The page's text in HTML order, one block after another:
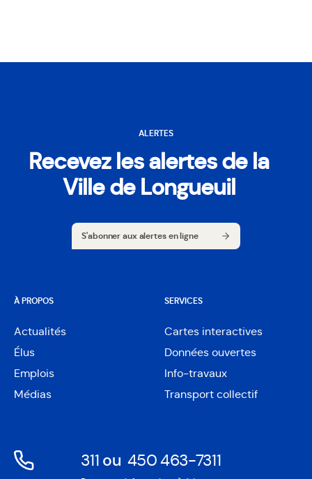
ALERTES
Recevez les alertes de la
Ville de Longueuil
S'abonner aux alertes en ligne
À PROPOS
Actualités
Élus
Emplois
Médias
SERVICES
Cartes interactives
Ouvre
dans
une
nouvelle
Données ouvertes
Ouvre
dans
une
Info-travaux
Transport collectif
311Ouvre
ou 450 463-7311
Ouvre